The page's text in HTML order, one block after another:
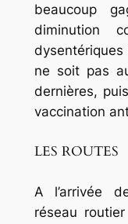
beaucoup
diminution
dysentériques
ne soit pas
dernières,
vaccination
LES ROUTES
A l’arrivée
réseau